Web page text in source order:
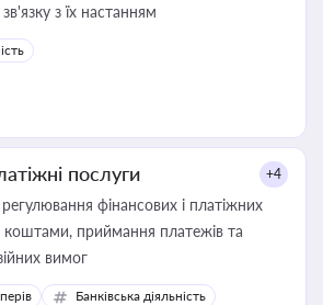
з їх настанням
послуги +4
фінансових і платіжних
вимог
Банківська діяльність